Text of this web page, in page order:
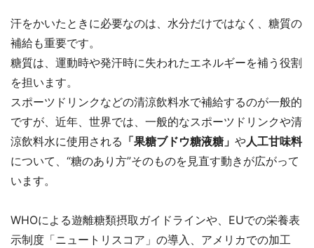
汗をかいたときに必要なのは、水分だけではなく、糖質の
補給も重要です。
糖質は、運動時や発汗時に失われたエネルギーを補う役割
を担います。
スポーツドリンクなどの清涼飲料水で補給するのが一般的
ですが、近年、世界では、一般的なスポーツドリンクや清
涼飲料水に使用される 「果糖ブドウ糖液糖」 や人工甘味料
について、“糖のあり方”そのものを見直す動きが広がって
います。
WHOによる遊離糖類摂取ガイドラインや、EUでの栄養表
示制度「ニュートリスコア」の導入、アメリカでの加工